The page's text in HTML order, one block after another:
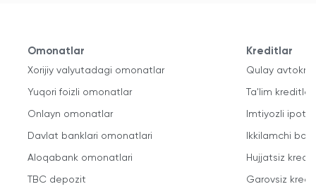
Omonatlar
Xorijiy valyutadagi omonatlar
Yuqori foizli omonatlar
Onlayn omonatlar
Davlat banklari omonatlari
Aloqabank omonatlari
TBC depozit
Kreditlar
Qulay
Ta'lim kreditlari
Imtiyozli
Ikkilamchi
Hujjatsiz
Garovsiz